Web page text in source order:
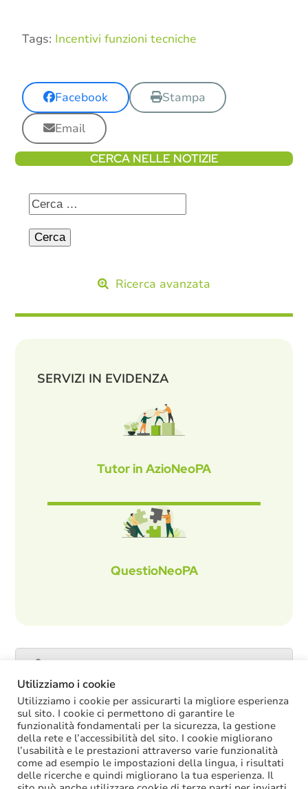
Tags: Incentivi funzioni tecniche
Facebook
Stampa
Email
CERCA NELLE NOTIZIE
Ricerca avanzata
SERVIZI IN EVIDENZA
Tutor in AzioNeoPA
QuestioNeoPA
ULTIME NOTIZIE
La soppressione dei vecchi tetti di spesa
offre più margini anche per l’aumento del
salario accessorio
Utilizziamo i cookie
Utilizziamo i cookie per assicurarti la migliore esperienza
sul sito. I cookie ci permettono di garantire le
funzionalità fondamentali per la sicurezza, la gestione
della rete e l’accessibilità del sito. I cookie migliorano
l’usabilità e le prestazioni attraverso varie funzionalità
come ad esempio le impostazioni della lingua, i risultati
delle ricerche e quindi migliorano la tua esperienza. Il